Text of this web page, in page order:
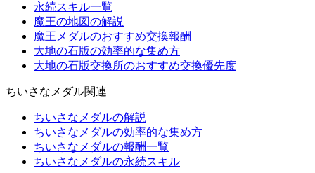
永続スキル一覧
魔王の地図の解説
魔王メダルのおすすめ交換報酬
大地の石版の効率的な集め方
大地の石版交換所のおすすめ交換優先度
ちいさなメダル関連
ちいさなメダルの解説
ちいさなメダルの効率的な集め方
ちいさなメダルの報酬一覧
ちいさなメダルの永続スキル